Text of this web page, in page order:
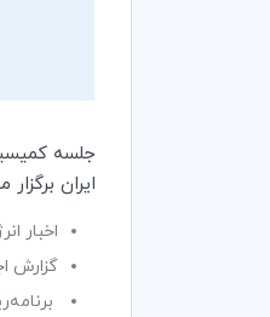
جلسه
ایران
اخبار
گزارش